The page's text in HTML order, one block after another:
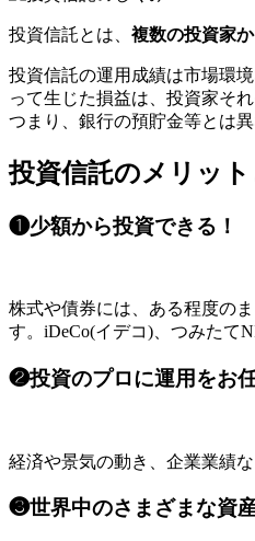
投資信託とは、 複数の投資家
投資信託の運用成績は市場環
って生じた損益は、投資家そ
つまり、銀行の預貯金等とは
投資信託のメリット
❶少額から投資できる！
株式や債券には、ある程度の
す。iDeCo(イデコ)、つみたて
❷投資のプロに運用をお
経済や景気の動き、企業業績
❸世界中のさまざまな資